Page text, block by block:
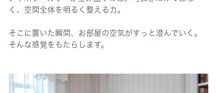
く、空間全体を明るく整える力。
そこに置いた瞬間、お部屋の空気がすっと澄んでいく。
そんな感覚をもたらします。